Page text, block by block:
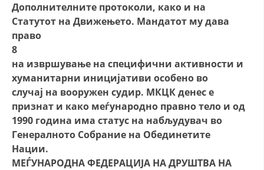
Дополнителните протоколи, како и на
Статутот на Движењето. Мандатот му дава
право
8
на извршување на специфични активности и
хуманитарни иницијативи особено во
случај на вооружен судир. МКЦК денес е
признат и како меѓународно правно тело и од
1990 година има статус на набљудувач во
Генералното Собрание на Обединетите
Нации.
МЕЃУНАРОДНА ФЕДЕРАЦИЈА НА ДРУШТВА НА